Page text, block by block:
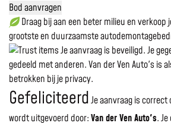
Bod aanvragen
Draag bij aan een beter milieu en verkoop
grootste en duurzaamste
Je aanvraag is beveiligd. Je
gedeeld met anderen. Van der Ven Auto's is
betrokken bij je privacy.
GefeliciteerdJe aanvraag is correct
wordt uitgevoerd door:Van der Ven Auto's.